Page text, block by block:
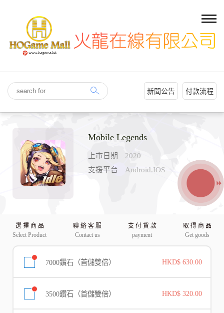
新聞公告 付款流程
Mobile Legends
上市日期
2020
支援平台
Android.IOS
選 擇 商 品
Select Product
聯 絡 客 服
Contact us
支 付 貨 款
payment
取 得 商 品
Get goods
7000鑽石（首儲雙倍） HKD$ 630.00
3500鑽石（首儲雙倍） HKD$ 320.00